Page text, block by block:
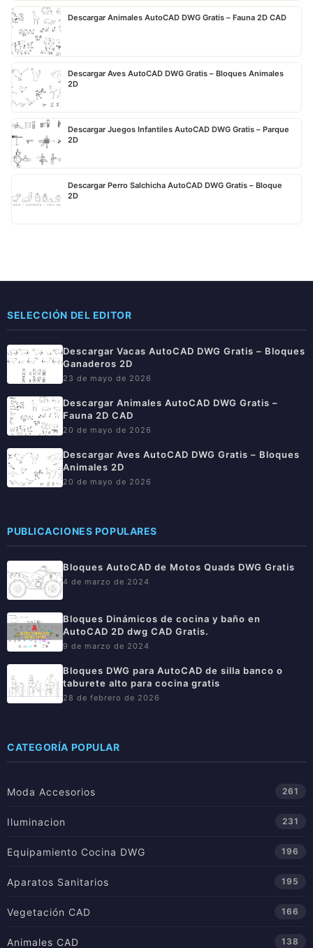
Descargar Animales AutoCAD DWG Gratis – Fauna 2D CAD
Descargar Aves AutoCAD DWG Gratis – Bloques Animales
2D
Descargar Juegos Infantiles AutoCAD DWG Gratis – Parque
2D
Descargar Perro Salchicha AutoCAD DWG Gratis – Bloque
2D
SELECCIÓN DEL EDITOR
Descargar Vacas AutoCAD DWG Gratis – Bloques
Ganaderos 2D
23 de mayo de 2026
Descargar Animales AutoCAD DWG Gratis –
Fauna 2D CAD
20 de mayo de 2026
Descargar Aves AutoCAD DWG Gratis – Bloques
Animales 2D
20 de mayo de 2026
PUBLICACIONES POPULARES
Bloques AutoCAD de Motos Quads DWG Gratis
4 de marzo de 2024
Bloques Dinámicos de cocina y baño en
AutoCAD 2D dwg CAD Gratis.
9 de marzo de 2024
Bloques DWG para AutoCAD de silla banco o
taburete alto para cocina gratis
28 de febrero de 2026
CATEGORÍA POPULAR
Moda Accesorios 261
Iluminacion 231
Equipamiento Cocina DWG 196
Aparatos Sanitarios 195
Vegetación CAD 166
Animales CAD 138